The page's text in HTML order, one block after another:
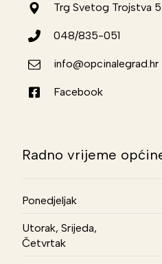
Trg Svetog Trojstva
048/835-051
info@opcinalegrad.hr
Facebook
Radno vrijeme
Ponedjeljak
Utorak, Srijeda,
Četvrtak